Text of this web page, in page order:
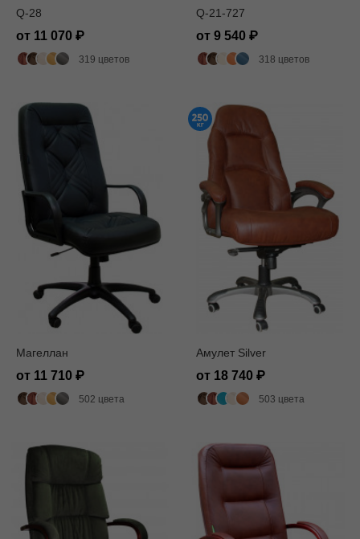
Q-28
от 11 070
319 цветов
Q-21-727
от 9 540
318 цветов
Магеллан
от 11 710
502 цвета
Амулет Silver
от 18 740
503 цвета